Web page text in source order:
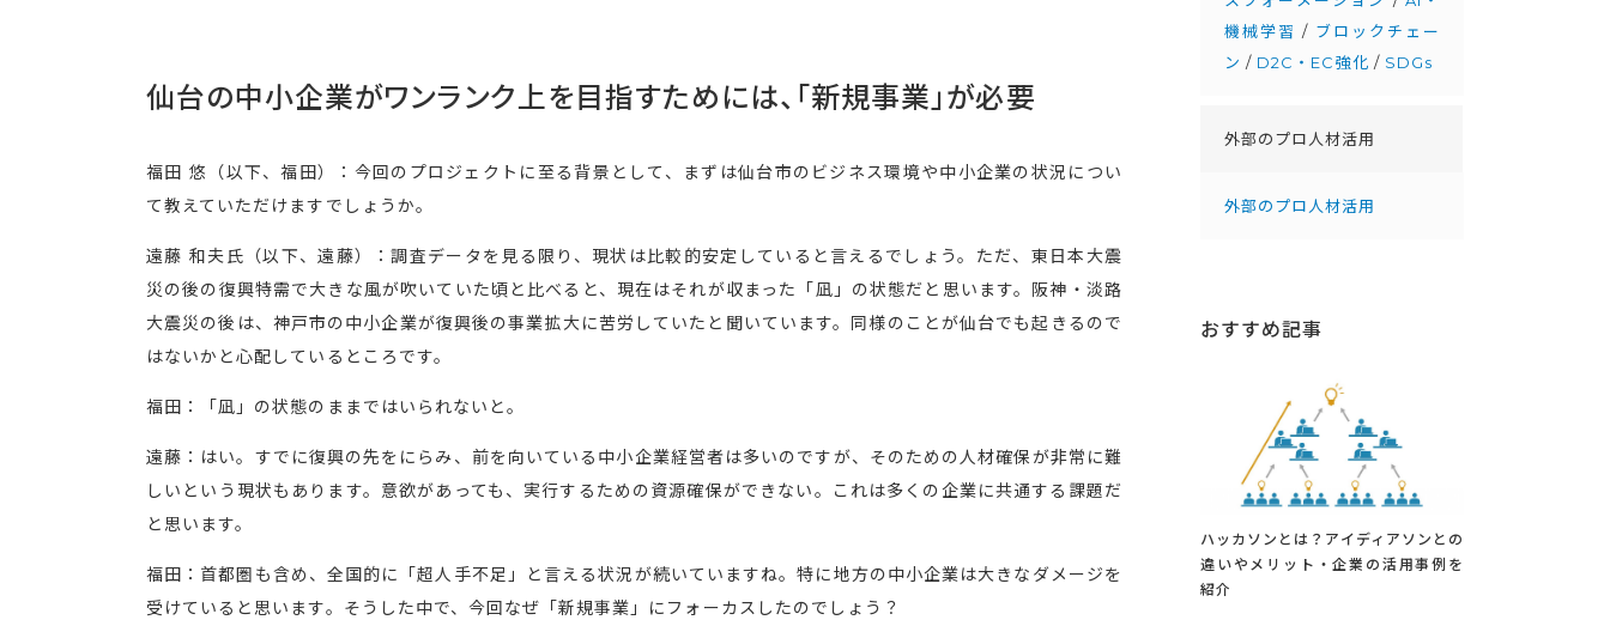
仙台の中小企業がワンランク上を目指すためには、「新規事業」が必要
福田 悠（以下、福田）：今回のプロジェクトに至る背景として、まずは仙台市のビジネス環境や中小企業の状況につい
て教えていただけますでしょうか。
遠藤 和夫氏（以下、遠藤）：調査データを見る限り、現状は比較的安定していると言えるでしょう。ただ、東日本大震
災の後の復興特需で大きな風が吹いていた頃と比べると、現在はそれが収まった「凪」の状態だと思います。阪神・淡路
大震災の後は、神戸市の中小企業が復興後の事業拡大に苦労していたと聞いています。同様のことが仙台でも起きるので
はないかと心配しているところです。
福田：「凪」の状態のままではいられないと。
遠藤：はい。すでに復興の先をにらみ、前を向いている中小企業経営者は多いのですが、そのための人材確保が非常に難
しいという現状もあります。意欲があっても、実行するための資源確保ができない。これは多くの企業に共通する課題だ
と思います。
福田：首都圏も含め、全国的に「超人手不足」と言える状況が続いていますね。特に地方の中小企業は大きなダメージを
受けていると思います。そうした中で、今回なぜ「新規事業」にフォーカスしたのでしょう？
機械学習 / ブロックチェー
ン / D2C・EC強化 / SDGs
外部のプロ人材活用
外部のプロ人材活用
おすすめ記事
ハッカソンとは？アイディアソンとの
違いやメリット・企業の活用事例を
紹介